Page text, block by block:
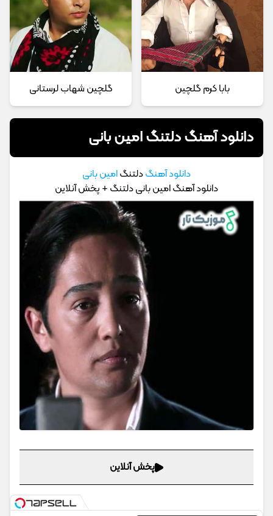
بابا کرم گلچین گلچین شهاب لرستانی
دانلود آهنگ دلتنگ امین بانی
دانلود آهنگدلتنگامین بانی
دانلود آهنگ امین بانی دلتنگ + پخش آنلاین
پخش آنلاین